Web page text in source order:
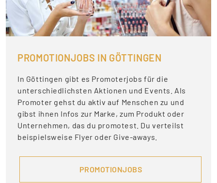
PROMOTIONJOBS IN GÖTTINGEN
In Göttingen gibt es Promoterjobs für die
unterschiedlichsten Aktionen und Events. Als
Promoter gehst du aktiv auf Menschen zu und
gibst ihnen Infos zur Marke, zum Produkt oder
Unternehmen, das du promotest. Du verteilst
beispielsweise Flyer oder Give-aways.
PROMOTIONJOBS